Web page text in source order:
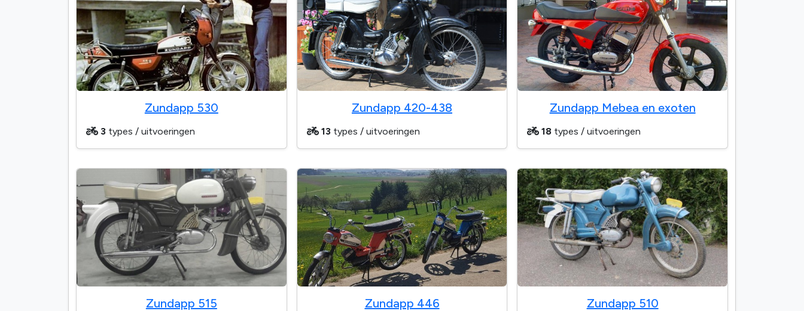
Zundapp 530
3 types / uitvoeringen
Zundapp 420-438
13 types / uitvoeringen
Zundapp Mebea en exoten
18 types / uitvoeringen
Zundapp 515 Zundapp 446 Zundapp 510